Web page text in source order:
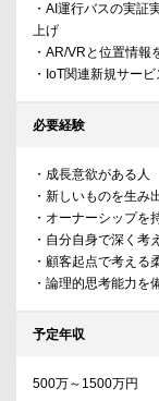
・AI運行バスの実証
上げ
・AR/VRと位置情
・IoT関連新規サー
必要経験
・成長意欲がある人
・新しいものを生み
・オーナーシップを
・自分自身で深く考
・顧客起点で考える
・論理的思考能力を
予定年収
500万～1500万円